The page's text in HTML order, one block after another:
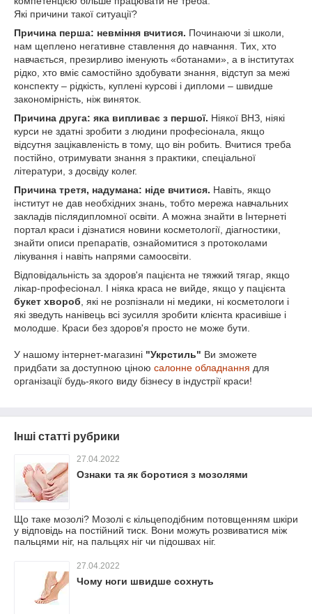
Які причини такої ситуації?
Причина перша: невміння вчитися. Починаючи зі школи,
нам щеплено негативне ставлення до навчання. Тих, хто
навчається, презирливо іменують «ботанами», а в інститутах
рідко, хто вміє самостійно здобувати знання, відступ за межі
конспекту – рідкість, куплені курсові і дипломи – швидше
закономірність, ніж виняток.
Причина друга: яка випливає з першої. Ніякої ВНЗ, ніякі
курси не здатні зробити з людини професіонала, якщо
відсутня зацікавленість в тому, що він робить. Вчитися треба
постійно, отримувати знання з практики, спеціальної
літератури, з досвіду колег.
Причина третя, надумана: ніде вчитися. Навіть, якщо
інститут не дав необхідних знань, тобто мережа навчальних
закладів післядипломної освіти. А можна знайти в Інтернеті
портал краси і дізнатися новини косметології, діагностики,
знайти описи препаратів, ознайомитися з протоколами
лікування і навіть напрями самоосвіти.
Відповідальність за здоров'я пацієнта не тяжкий тягар, якщо
лікар-професіонал. І ніяка краса не вийде, якщо у пацієнта
букет хвороб , які не розпізнали ні медики, ні косметологи і
які зведуть нанівець всі зусилля зробити клієнта красивіше і
молодше. Краси без здоров'я просто не може бути.
У нашому інтернет-магазині "Укрстиль" Ви зможете
придбати за доступною ціною салонне обладнання для
організації будь-якого виду бізнесу в індустрії краси!
Інші статті рубрики
27.04.2022
Ознаки та як боротися з мозолями
Що таке мозолі? Мозолі є кільцеподібним потовщенням шкіри
у відповідь на постійний тиск. Вони можуть розвиватися між
пальцями ніг, на пальцях ніг чи підошвах ніг.
27.04.2022
Чому ноги швидше сохнуть